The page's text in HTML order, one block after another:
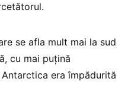
se afla mult mai la sud
cu mai puţină
era împădurită